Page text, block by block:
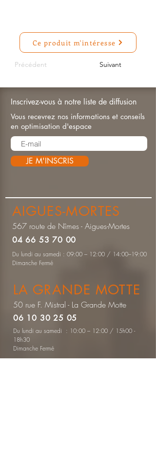
Ce produit m'intéresse
Précédent Suivant
Inscrivez-vous à notre liste de diffusion
Vous recevrez nos informations et conseils
en optimisation d'espace
JE M'INSCRIS
AIGUES-MORTES
567 route de Nîmes - Aigues-Mortes
04 66 53 70 00
Du lundi au samedi : 09:00 – 12:00 / 14:00–19:00
Dimanche Fermé
LA GRANDE MOTTE
50 rue F. Mistral - La Grande Motte
06 10 30 25 05
Du lundi au samedi : 10:00 – 12:00 / 15h00 -
18h30
Dimanche Fermé